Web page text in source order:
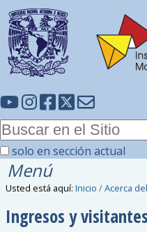
solo en sección actual
Menú
Usted está aquí: Inicio /Acerca
Ingresos y